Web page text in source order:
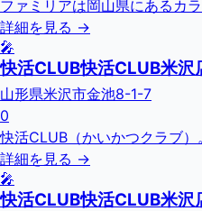
ファミリアは岡山県にあるカ
詳細を見る →
🎤
快活CLUB快活CLUB米沢
山形県米沢市金池8-1-7
0
快活CLUB（かいかつクラブ
詳細を見る →
🎤
快活CLUB快活CLUB米沢